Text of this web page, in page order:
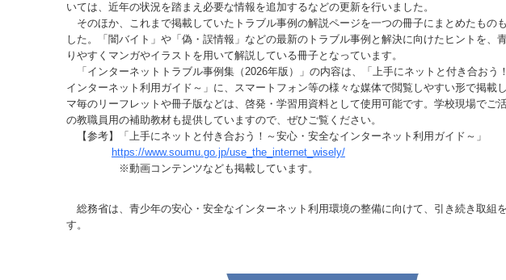
いては、近年の状況を踏まえ必要な情報を追加するなどの更新を行いました。
そのほか、これまで掲載していたトラブル事例の解説ページを一つの冊子にまとめたもの
した。「闇バイト」や「偽・誤情報」などの最新のトラブル事例と解決に向けたヒントを、
りやすくマンガやイラストを用いて解説している冊子となっています。
「インターネットトラブル事例集（2026年版）」の内容は、「上手にネットと付き合おう
インターネット利用ガイド～」に、スマートフォン等の様々な媒体で閲覧しやすい形で掲載
マ毎のリーフレットや冊子版などは、啓発・学習用資料として使用可能です。学校現場でご
の教職員用の補助教材も提供していますので、ぜひご覧ください。
【参考】「上手にネットと付き合おう！～安心・安全なインターネット利用ガイド～」
https://www.soumu.go.jp/use_the_internet_wisely/
※動画コンテンツなども掲載しています。
総務省は、青少年の安心・安全なインターネット利用環境の整備に向けて、引き続き取組
す。